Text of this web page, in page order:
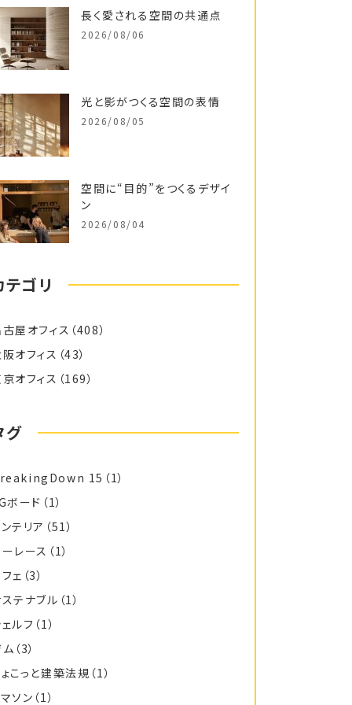
長く愛される空間の共通点
2026/08/06
光と影がつくる空間の表情
2026/08/05
空間に“目的”をつくるデザイ
ン
2026/08/04
テゴリ
屋オフィス （408）
オフィス （43）
オフィス （169）
グ
15 （1）
ボード （1）
テリア （51）
レース （1）
ェ （3）
テナブル （1）
ルフ （1）
（3）
こっと建築法規 （1）
ソン （1）